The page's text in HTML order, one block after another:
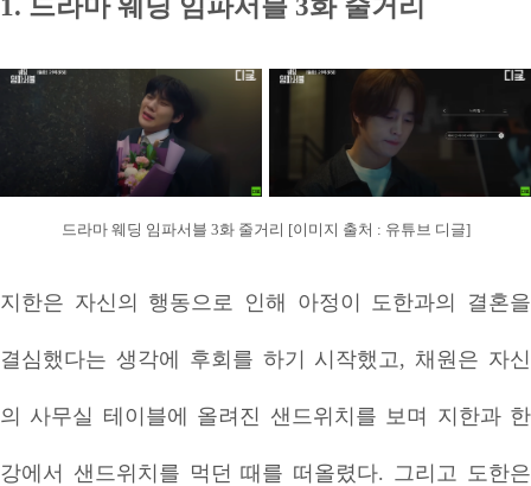
드라마 웨딩 임파서블 3화 줄거리 [이미지 출처 : 유튜브 디글]
지한은 자신의 행동으로 인해 아정이 도한과의 결혼을
결심했다는 생각에 후회를 하기 시작했고, 채원은 자신
의 사무실 테이블에 올려진 샌드위치를 보며 지한과 한
강에서 샌드위치를 먹던 때를 떠올렸다. 그리고 도한은